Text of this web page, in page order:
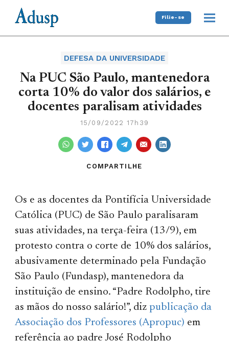
Filie-se
DEFESA DA UNIVERSIDADE
Na PUC São Paulo, mantenedora
corta 10% do valor dos salários, e
docentes paralisam atividades
15/09/2022 17h39
COMPARTILHE
Os e as docentes da Pontifícia Universidade
Católica (PUC) de São Paulo paralisaram
suas atividades, na terça-feira (13/9), em
protesto contra o corte de 10% dos salários,
abusivamente determinado pela Fundação
São Paulo (Fundasp), mantenedora da
instituição de ensino. “Padre Rodolpho, tire
as mãos do nosso salário!”, dizpublicação da
Associação dos Professores (Apropuc) em
referência ao padre José Rodolpho